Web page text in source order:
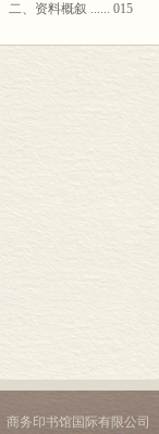
二、资料概叙 ...... 015
（四）吐火罗语两个方言
（五）吐火罗语同其他语
商务印书馆国际有限公司